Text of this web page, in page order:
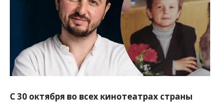
С 30 октября во всех кинотеатрах страны